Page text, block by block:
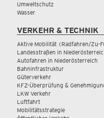
Umweltschutz
Wasser
VERKEHR & TECHNIK
Aktive Mobilität (Radfahren/Zu-
Landesstraßen in
Autofahren in Niederösterreich
Bahninfrastruktur
Güterverkehr
KFZ-Überprüfung &
LKW Verkehr
Luftfahrt
Mobilitätsstrategie